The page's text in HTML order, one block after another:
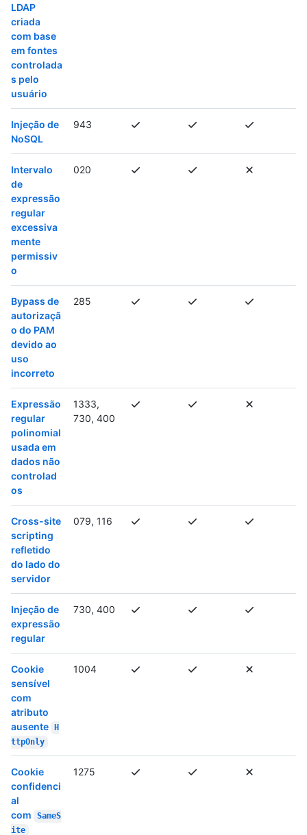
LDAP
criada
com base
em fontes
controlada
s pelo
usuário
Injeção de
NoSQL
943
Intervalo
de
expressão
regular
excessiva
mente
permissiv
o
020
Bypass de
autorizaçã
o do PAM
devido ao
uso
incorreto
285
Expressão
regular
polinomial
usada em
dados não
controlad
os
1333,
730, 400
Cross-site
scripting
refletido
do lado do
servidor
079, 116
Injeção de
expressão
regular
730, 400
Cookie
sensível
com
atributo
ausente
H
ttpOnly
1004
Cookie
confidenci
al
com
SameS
ite
1275